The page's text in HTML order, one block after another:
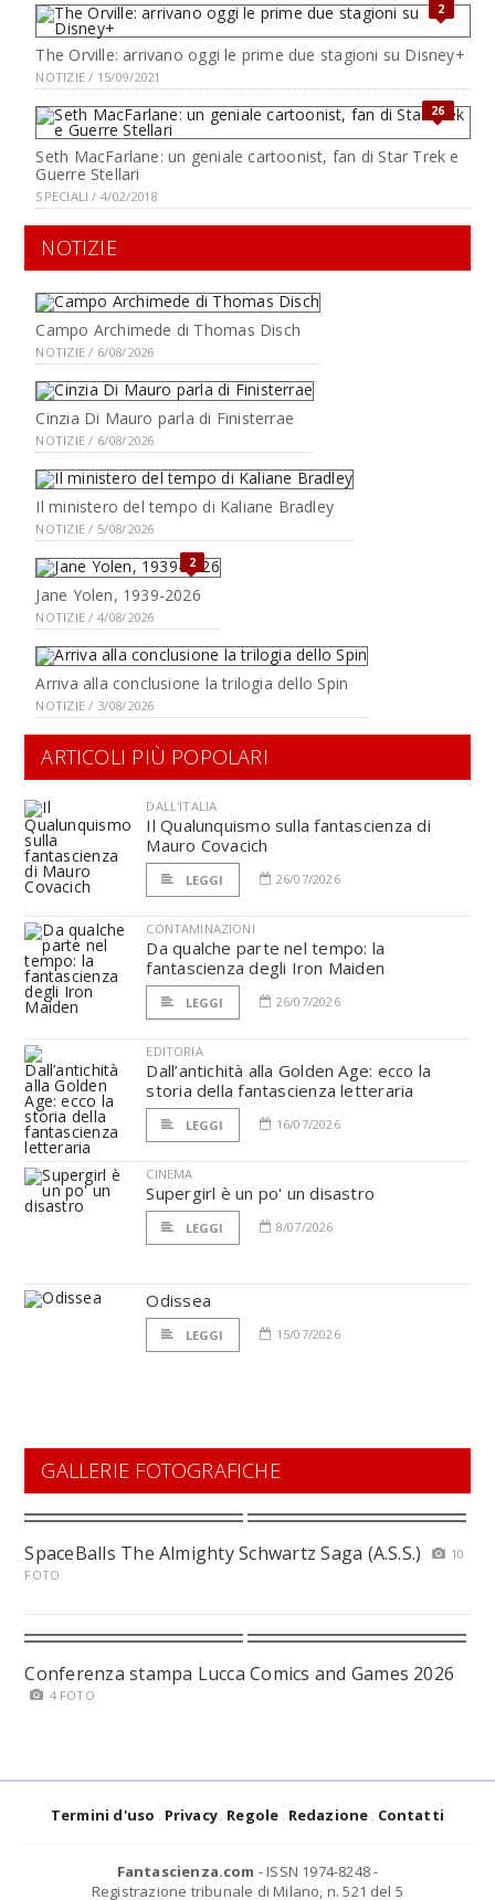
2
The Orville: arrivano oggi le prime due stagioni su Disney+
NOTIZIE / 15/09/2021
26
Seth MacFarlane: un geniale cartoonist, fan di Star Trek e
Guerre Stellari
SPECIALI / 4/02/2018
NOTIZIE
Campo Archimede di Thomas Disch
NOTIZIE / 6/08/2026
Cinzia Di Mauro parla di Finisterrae
NOTIZIE / 6/08/2026
Il ministero del tempo di Kaliane Bradley
NOTIZIE / 5/08/2026
2
Jane Yolen, 1939-2026
NOTIZIE / 4/08/2026
Arriva alla conclusione la trilogia dello Spin
NOTIZIE / 3/08/2026
ARTICOLI PIÙ POPOLARI
DALL'ITALIA
Il Qualunquismo sulla fantascienza di
Mauro Covacich
LEGGI 26/07/2026
CONTAMINAZIONI
Da qualche parte nel tempo: la
fantascienza degli Iron Maiden
LEGGI 26/07/2026
EDITORIA
Dall’antichità alla Golden Age: ecco la
storia della fantascienza letteraria
LEGGI 16/07/2026
CINEMA
Supergirl è un po' un disastro
LEGGI 8/07/2026
Odissea
LEGGI 15/07/2026
GALLERIE FOTOGRAFICHE
SpaceBalls The Almighty Schwartz Saga (A.S.S.)
10
FOTO
Conferenza stampa Lucca Comics and Games 2026
4 FOTO
Termini d'uso Privacy Regole Redazione Contatti
Fantascienza.com - ISSN 1974-8248 -
Registrazione tribunale di Milano, n. 521 del 5